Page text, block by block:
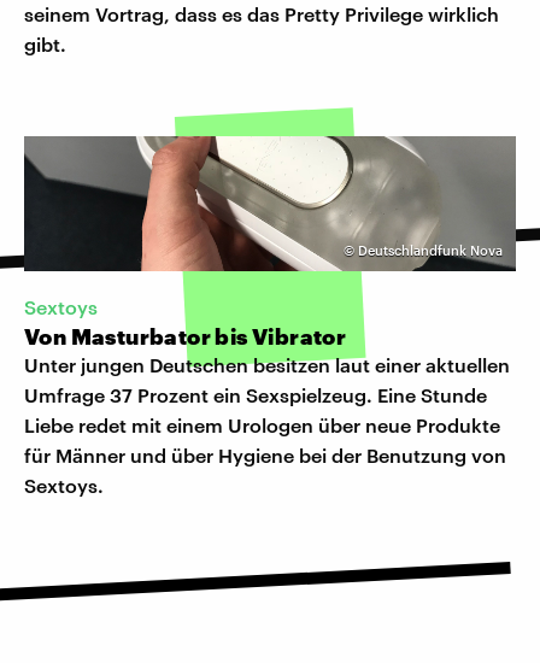
seinem Vortrag, dass es das Pretty Privilege wirklich
gibt.
© Deutschlandfunk Nova
Sextoys
Von Masturbator bis Vibrator
Unter jungen Deutschen besitzen laut einer aktuellen
Umfrage 37 Prozent ein Sexspielzeug. Eine Stunde
Liebe redet mit einem Urologen über neue Produkte
für Männer und über Hygiene bei der Benutzung von
Sextoys.